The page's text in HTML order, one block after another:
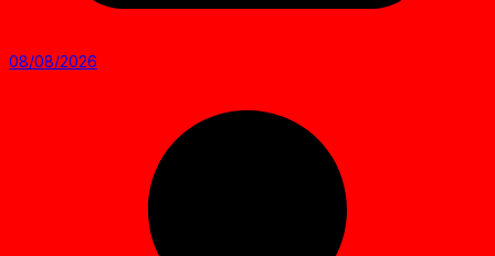
08/08/2026